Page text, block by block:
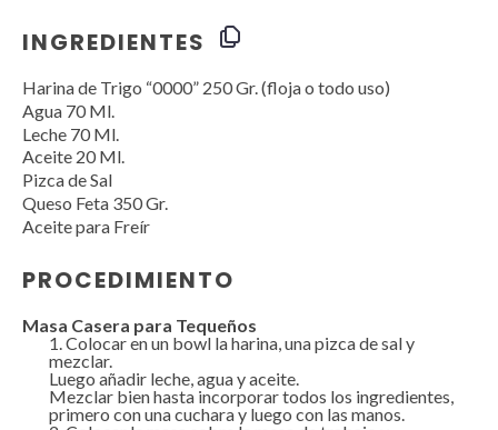
INGREDIENTES
Harina de Trigo “0000” 250 Gr. (floja o todo uso)
Agua 70 Ml.
Leche 70 Ml.
Aceite 20 Ml.
Pizca de Sal
Queso Feta 350Gr.
Aceite para Freír
PROCEDIMIENTO
Masa Casera para Tequeños
Colocar en un bowl la harina, una pizca de sal y
mezclar.
Luego añadir leche, agua y aceite.
Mezclar bien hasta incorporar todos los ingredientes,
primero con una cuchara y luego con las manos.